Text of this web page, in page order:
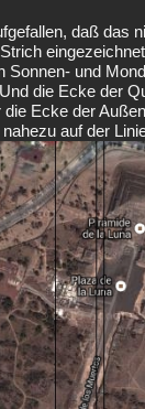
daß das
Sonnen- und
die Ecke der
die Ecke der
auf der